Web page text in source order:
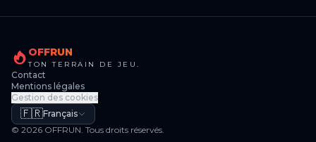
OFFRUN
TON TERRAIN DE JEU.
Contact
Mentions légales
Gestion des cookies
🇫🇷Français
© 2026 OFFRUN. Tous droits réservés.